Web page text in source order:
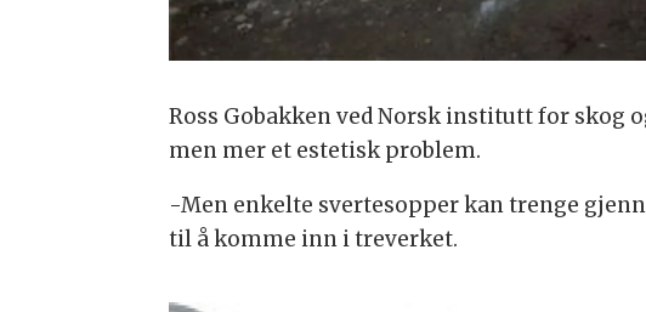
Ross Gobakken ved Norsk institutt for skog
men mer et estetisk problem.
-Men enkelte svertesopper kan trenge
til å komme inn i treverket.